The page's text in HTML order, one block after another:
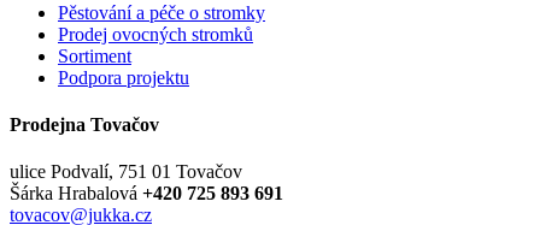
Pěstování a péče o stromky
Prodej ovocných stromků
Sortiment
Podpora projektu
Prodejna Tovačov
ulice Podvalí, 751 01 Tovačov
Šárka Hrabalová +420 725 893 691
tovacov@jukka.cz